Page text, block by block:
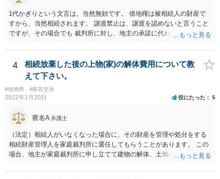
1代かぎりという文言は。当然無効です。 借地権は被相続人の財産で
すから、当然相続されます。 譲渡禁止は、譲渡を認めないと言うこと
ですが、その場合でも 裁判所に対し、地主の承諾に代わる許可を求め
されるので消滅することはありません。
4
相続放棄した後の上物(家)の解体費用について教
えて下さい。
#借地権 #家賃交渉
2022年1月20日 役にたった 5
匿名A 弁護士
（法定）相続人がいなくなった場合に、その財産を管理や処分をする
相続財産管理人を家庭裁判所に選任してもらうことがあります。 この
場合、地主が家庭裁判所に申し立てて建物の解体、土地の明け渡しを
財産を持っていればその財産から解体費用を出すことも考えられます